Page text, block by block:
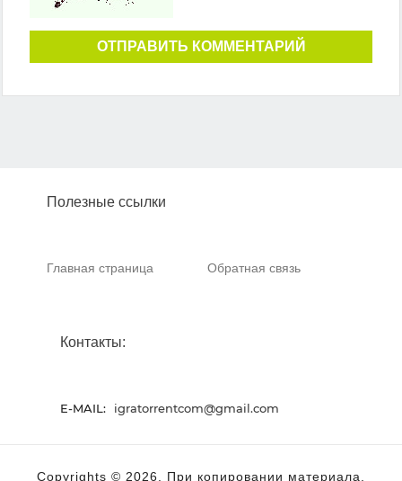
ОТПРАВИТЬ КОММЕНТАРИЙ
Полезные ссылки
Главная страница Обратная связь
Контакты:
E-MAIL: igratorrentcom@gmail.com
Copyrights © 2026. При копировании материала,